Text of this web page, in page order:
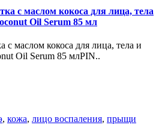
с маслом кокоса для лица, тела
Oil Serum 85 мл
с маслом кокоса для лица, тела и
Oil Serum 85 млPIN..
, кожа, лицо воспаления, прыщи